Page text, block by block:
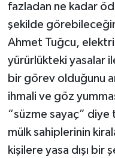
fazladan ne kadar
şekilde
Ahmet Tuğcu,
yürürlükteki yasalar
bir görev olduğunu
ihmali ve göz
“süzme sayaç” diye
mülk sahiplerinin
kişilere yasa dışı